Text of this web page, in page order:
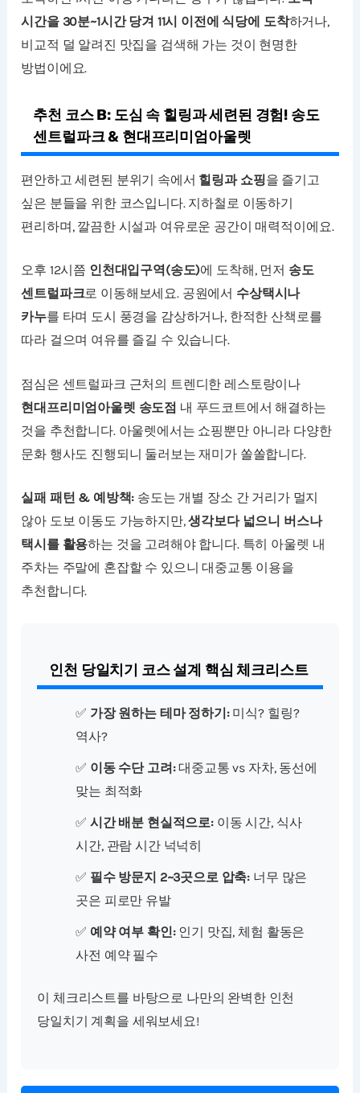
시간을 30분~1시간 당겨 11시 이전에 식당에 도착하거나,
비교적 덜 알려진 맛집을 검색해 가는 것이 현명한
방법이에요.
추천 코스 B: 도심 속 힐링과 세련된 경험! 송도
센트럴파크 & 현대프리미엄아울렛
편안하고 세련된 분위기 속에서 힐링과 쇼핑을 즐기고
싶은 분들을 위한 코스입니다. 지하철로 이동하기
편리하며, 깔끔한 시설과 여유로운 공간이 매력적이에요.
오후 12시쯤 인천대입구역(송도)에 도착해, 먼저 송도
센트럴파크로 이동해보세요. 공원에서 수상택시나
카누를 타며 도시 풍경을 감상하거나, 한적한 산책로를
따라 걸으며 여유를 즐길 수 있습니다.
점심은 센트럴파크 근처의 트렌디한 레스토랑이나
현대프리미엄아울렛 송도점 내 푸드코트에서 해결하는
것을 추천합니다. 아울렛에서는 쇼핑뿐만 아니라 다양한
문화 행사도 진행되니 둘러보는 재미가 쏠쏠합니다.
실패 패턴 & 예방책: 송도는 개별 장소 간 거리가 멀지
않아 도보 이동도 가능하지만,생각보다 넓으니 버스나
택시를 활용하는 것을 고려해야 합니다. 특히 아울렛 내
주차는 주말에 혼잡할 수 있으니 대중교통 이용을
추천합니다.
인천 당일치기 코스 설계 핵심 체크리스트
✅ 가장 원하는 테마 정하기:미식? 힐링?
역사?
✅ 이동 수단 고려:대중교통 vs 자차, 동선에
맞는 최적화
✅ 시간 배분 현실적으로:이동 시간, 식사
시간, 관람 시간 넉넉히
✅ 필수 방문지 2~3곳으로 압축: 너무 많은
곳은 피로만 유발
✅ 예약 여부 확인:인기 맛집, 체험 활동은
사전 예약 필수
이 체크리스트를 바탕으로 나만의 완벽한 인천
당일치기 계획을 세워보세요!